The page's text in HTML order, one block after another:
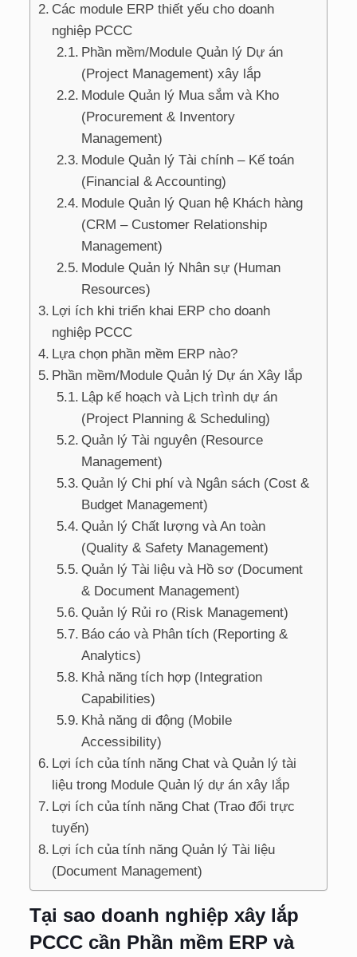
Các module ERP thiết yếu cho doanh
nghiệp PCCC
Phần mềm/Module Quản lý Dự án
(Project Management) xây lắp
Module Quản lý Mua sắm và Kho
(Procurement & Inventory
Management)
Module Quản lý Tài chính – Kế toán
(Financial & Accounting)
Module Quản lý Quan hệ Khách hàng
(CRM – Customer Relationship
Management)
Module Quản lý Nhân sự (Human
Resources)
Lợi ích khi triển khai ERP cho doanh
nghiệp PCCC
Lựa chọn phần mềm ERP nào?
Phần mềm/Module Quản lý Dự án Xây lắp
Lập kế hoạch và Lịch trình dự án
(Project Planning & Scheduling)
Quản lý Tài nguyên (Resource
Management)
Quản lý Chi phí và Ngân sách (Cost &
Budget Management)
Quản lý Chất lượng và An toàn
(Quality & Safety Management)
Quản lý Tài liệu và Hồ sơ (Document
& Document Management)
Quản lý Rủi ro (Risk Management)
Báo cáo và Phân tích (Reporting &
Analytics)
Khả năng tích hợp (Integration
Capabilities)
Khả năng di động (Mobile
Accessibility)
Lợi ích của tính năng Chat và Quản lý tài
liệu trong Module Quản lý dự án xây lắp
Lợi ích của tính năng Chat (Trao đổi trực
tuyến)
Lợi ích của tính năng Quản lý Tài liệu
(Document Management)
Tại sao doanh nghiệp xây lắp
PCCC cần Phần mềm ERP và